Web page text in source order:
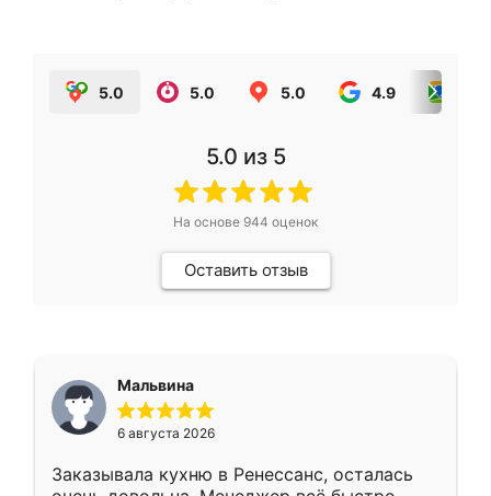
5.0 5.0 5.0 4.9
5.0 из 5
На основе 944 оценок
Оставить отзыв
Мальвина
6 августа 2026
Заказывала кухню в Ренессанс, осталась